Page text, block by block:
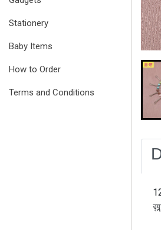
Stationery
Baby Items
How to Order
Terms and Conditions